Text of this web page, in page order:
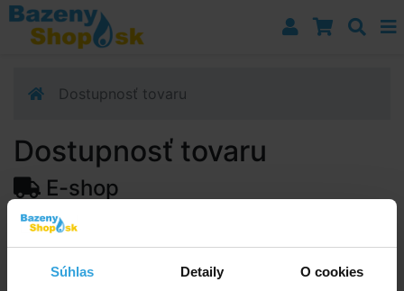
Súhlas Detaily O cookies
Prejsť k navigácii
Prejsť na obsah
Prejsť k bočnému stĺpci
Dostupnosť tovaru
Dostupnosť tovaru
E-shop
Dostupnosť:
výdajné miesto:
12.08.2026